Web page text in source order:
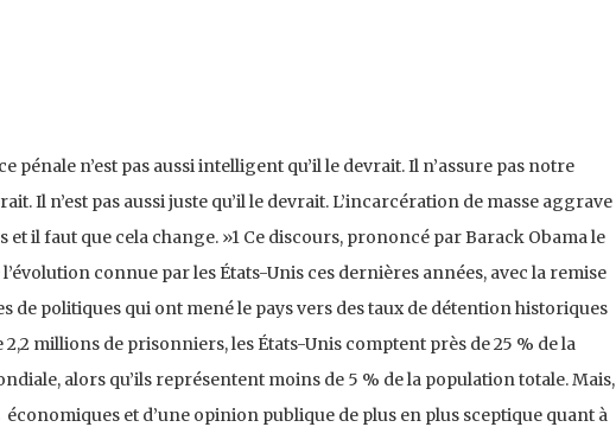
pénale n’est pas aussi intelligent qu’il le devrait. Il n’assure pas notre
Il n’est pas aussi juste qu’il le devrait. L’incarcération de masse aggrave
et il faut que cela change. »1 Ce discours, prononcé par Barack Obama le
l’évolution connue par les États-Unis ces dernières années, avec la remise
de politiques qui ont mené le pays vers des taux de détention historiques
2,2 millions de prisonniers, les États-Unis comptent près de 25 % de la
alors qu’ils représentent moins de 5 % de la population totale. Mais,
économiques et d’une opinion publique de plus en plus sceptique quant à